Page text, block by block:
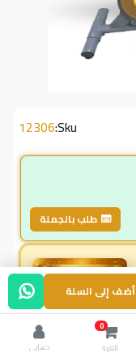
Sku:
12306
طلب بالجملة
أضف إلى السلة
0
العربة
حسابي